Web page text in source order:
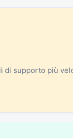
di supporto più